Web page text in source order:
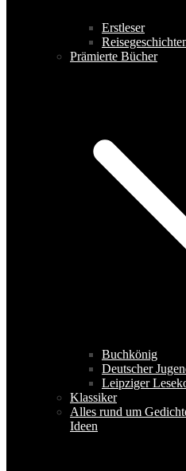
Erstleser
Prämierte Bücher
Buchkönig
Deutscher
Leipziger
Klassiker
Alles rund um
Ideen